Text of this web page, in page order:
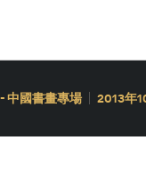
中國書畫專場 2013年